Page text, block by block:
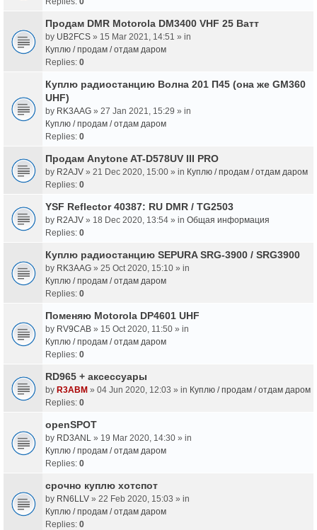
Продам DMR Motorola DM3400 VHF 25 Ватт
by UB2FCS » 15 Mar 2021, 14:51 » in
Куплю / продам / отдам даром
Replies: 0
Куплю радиостанцию Волна 201 П45 (она же GM360
UHF)
by RK3AAG » 27 Jan 2021, 15:29 » in
Куплю / продам / отдам даром
Replies: 0
Продам Anytone AT-D578UV III PRO
by R2AJV » 21 Dec 2020, 15:00 » in Куплю / продам / отдам даром
Replies: 0
YSF Reflector 40387: RU DMR / TG2503
by R2AJV » 18 Dec 2020, 13:54 » in Общая информация
Replies: 0
Куплю радиостанцию SEPURA SRG-3900 / SRG3900
by RK3AAG » 25 Oct 2020, 15:10 » in
Куплю / продам / отдам даром
Replies: 0
Поменяю Motorola DP4601 UHF
by RV9CAB » 15 Oct 2020, 11:50 » in
Куплю / продам / отдам даром
Replies: 0
RD965 + аксессуары
by R3ABM » 04 Jun 2020, 12:03 » in Куплю / продам / отдам даром
Replies: 0
openSPOT
by RD3ANL » 19 Mar 2020, 14:30 » in
Куплю / продам / отдам даром
Replies: 0
срочно куплю хотспот
by RN6LLV » 22 Feb 2020, 15:03 » in
Куплю / продам / отдам даром
Replies: 0